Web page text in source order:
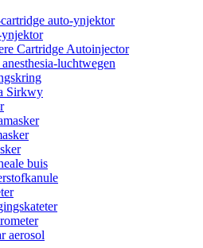
auto-ynjektor
Cartridge Autoinjector
luchtwegen
Sirkwy
buis
aerosol